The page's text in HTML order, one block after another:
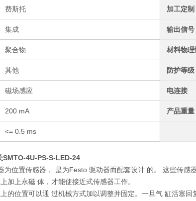
费斯托 加工定制
集成 输出信号
聚合物 材料物
其他 防护等级
磁场感应 电连接
200 mA 产品重量
<= 0.5 ms
SMTO-4U-PS-S-LED-24
为位置传感器， 是为Festo 驱动器而配套设计 的。 这些传感
加上永磁 体，才能使接近式传感器工作。
的位置可以通 过机械方式加以调整并固定。一旦气 缸活塞回